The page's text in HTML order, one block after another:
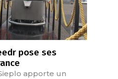
pose ses
apporte un